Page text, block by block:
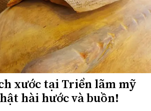
xước tại Triển lãm mỹ
hài hước và buồn!